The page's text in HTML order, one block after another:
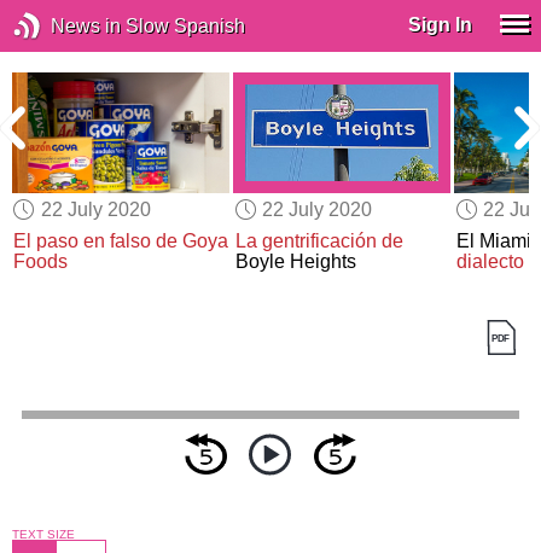
News in Slow Spanish Sign In
22 July 2020
El paso en falso de Goya
Foods
22 July 2020
La gentrificación de
Boyle Heights
22
El Miami
dialecto
TEXT SIZE